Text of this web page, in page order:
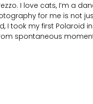
I love cats, I’m a
for me is not
took my first Polaroid
spontaneous